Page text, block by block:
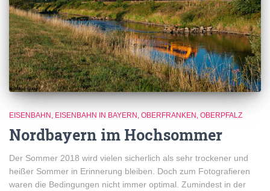
EISENBAHN EISENBAHN IN BAYERN OBERFRANKEN OBERPFALZ
Nordbayern im Hochsommer
Der Sommer 2018 wird vielen sicherlich als sehr trockener und
heißer Sommer in Erinnerung bleiben. Doch zum Fotografieren
waren die Bedingungen nicht immer optimal. Zumindest in der